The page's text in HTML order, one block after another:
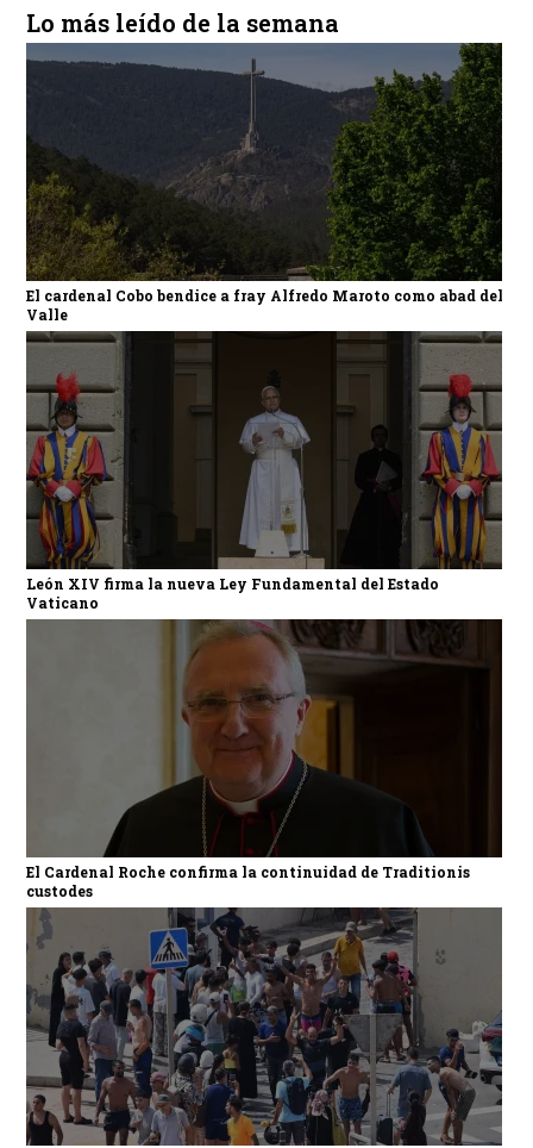
Lo más leído de la semana
El cardenal Cobo bendice a fray Alfredo Maroto como abad del
Valle
León XIV firma la nueva Ley Fundamental del Estado
Vaticano
El Cardenal Roche confirma la continuidad de Traditionis
custodes